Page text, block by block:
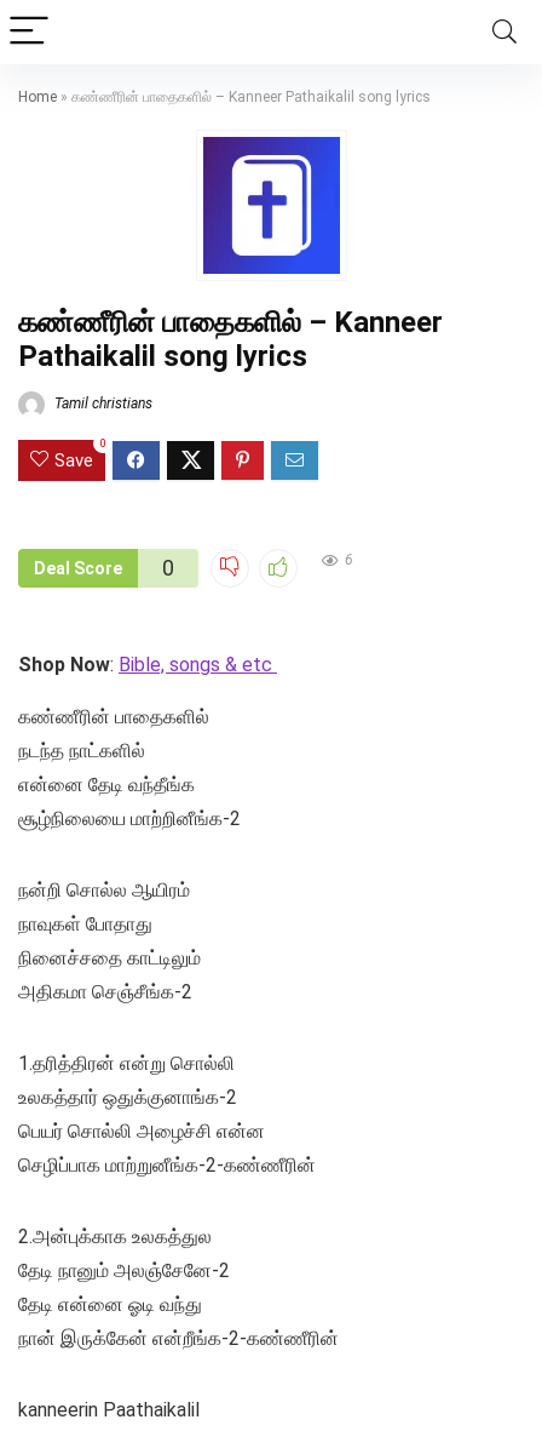
Home » கண்ணீரின் பாதைகளில் – Kanneer Pathaikalil song lyrics
கண்ணீரின் பாதைகளில் – Kanneer
Pathaikalil song lyrics
Tamil christians
Save
0
Deal Score 0 6
Shop Now: Bible, songs & etc
கண்ணீரின் பாதைகளில்
நடந்த நாட்களில்
என்னை தேடி வந்தீங்க
சூழ்நிலையை மாற்றினீங்க-2
நன்றி சொல்ல ஆயிரம்
நாவுகள் போதாது
நினைச்சதை காட்டிலும்
அதிகமா செஞ்சீங்க-2
1.தரித்திரன் என்று சொல்லி
உலகத்தார் ஒதுக்குனாங்க-2
பெயர் சொல்லி அழைச்சி என்ன
செழிப்பாக மாற்றுனீங்க-2-கண்ணீரின்
2.அன்புக்காக உலகத்துல
தேடி நானும் அலஞ்சேனே-2
தேடி என்னை ஓடி வந்து
நான் இருக்கேன் என்றீங்க-2-கண்ணீரின்
kanneerin Paathaikalil